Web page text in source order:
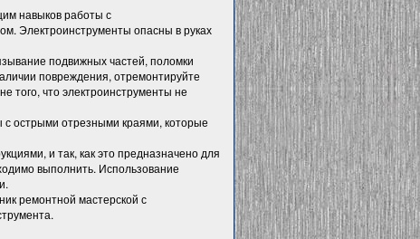
навыков работы с
Электроинструменты опасны в руках
подвижных частей, поломки
повреждения, отремонтируйте
того, что электроинструменты не
острыми отрезными краями, которые
и так, как это предназначено для
выполнить. Использование
ремонтной мастерской с